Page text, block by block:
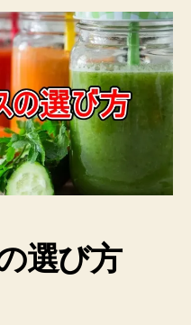
選び方